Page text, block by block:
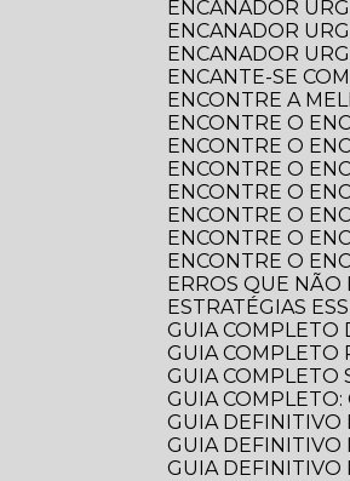
ENCANADOR
ENCANADOR
ENCANADOR
ENCANTE-SE
ENCONTRE A
ENCONTRE O
ENCONTRE O
ENCONTRE O
ENCONTRE O
ENCONTRE O
ENCONTRE O
ENCONTRE O
ERROS QUE
ESTRATÉGIAS
GUIA
GUIA
GUIA
GUIA
GUIA
GUIA
GUIA